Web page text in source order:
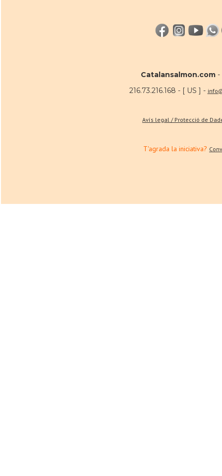
Catalansalmon.com -
216.73.216.168 - [ US ] -
Avís legal / Protecció de
T'agrada la iniciativa?